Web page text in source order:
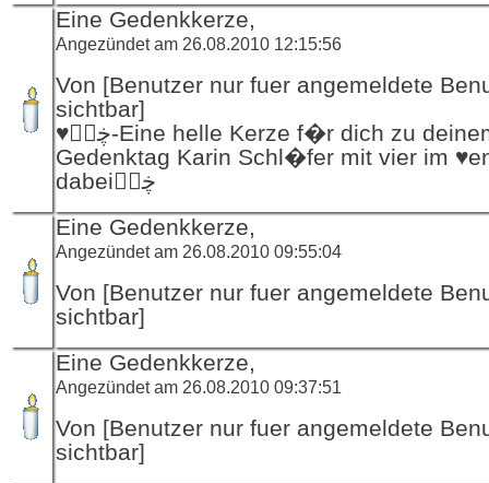
Eine Gedenkkerze,
Angezündet am 26.08.2010 12:15:56
Von [Benutzer nur fuer angemeldete
sichtbar]
♥ڿڰۣ-Eine helle Kerze f�r dich zu deinem
Gedenktag Karin Schl�fer mit vier im
dabeiڿڰۣ
Eine Gedenkkerze,
Angezündet am 26.08.2010 09:55:04
Von [Benutzer nur fuer angemeldete
sichtbar]
Eine Gedenkkerze,
Angezündet am 26.08.2010 09:37:51
Von [Benutzer nur fuer angemeldete
sichtbar]